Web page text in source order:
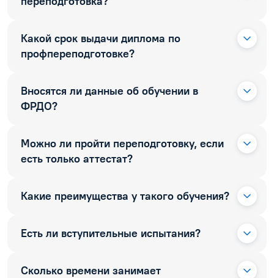
Какой срок выдачи диплома по
профпереподготовке?
Вносятся ли данные об обучении в
ФРДО?
Можно ли пройти переподготовку, если
есть только аттестат?
Какие преимущества у такого обучения?
Есть ли вступительные испытания?
Сколько времени занимает